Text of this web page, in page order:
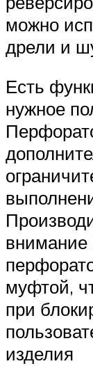
можно
дрели и
Есть
нужное
внимание
муфтой,
при
изделия